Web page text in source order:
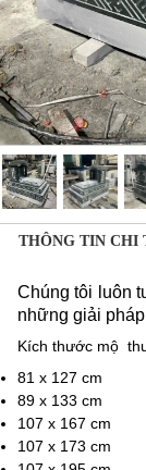
THÔNG TIN CHI
Chúng tôi luôn
những giải
Kích thước mộ
81 x 127 cm
89 x 133 cm
107 x 167 cm
107 x 173 cm